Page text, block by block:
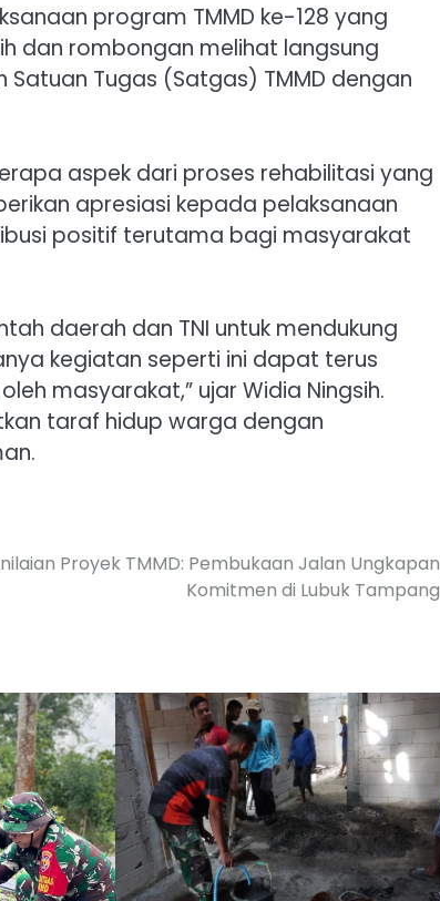
program TMMD ke-128 yang
dan rombongan melihat langsung
Tugas (Satgas) TMMD dengan
aspek dari proses rehabilitasi yang
apresiasi kepada pelaksanaan
positif terutama bagi masyarakat
daerah dan TNI untuk mendukung
kegiatan seperti ini dapat terus
masyarakat,” ujar Widia Ningsih.
taraf hidup warga dengan
Proyek TMMD: Pembukaan Jalan Ungkapan
Komitmen di Lubuk Tampang